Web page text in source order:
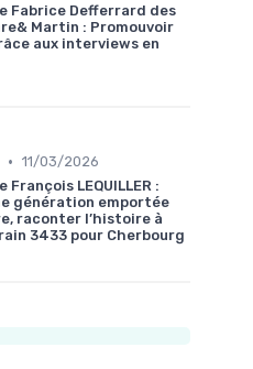
Fabrice Defferrard des
Martin : Promouvoir
aux interviews en
• 11/03/2026
LEQUILLER :
génération emportée
raconter l’histoire à
3433 pour Cherbourg